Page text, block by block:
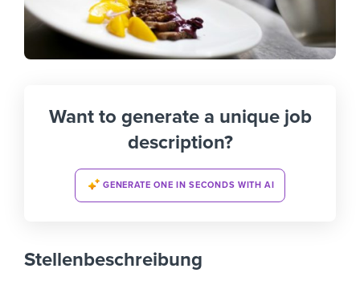
Want to generate a unique job
description?
GENERATE ONE IN SECONDS WITH AI
Stellenbeschreibung